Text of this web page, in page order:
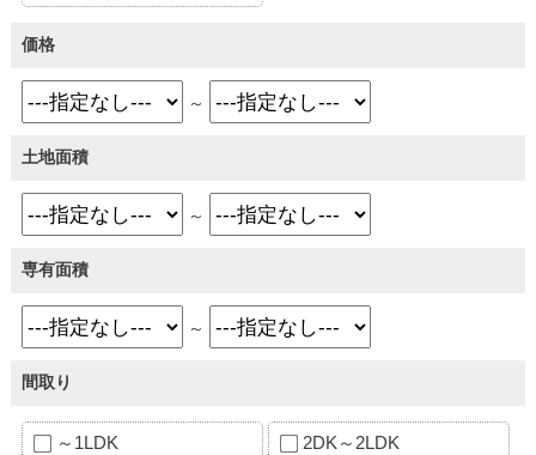
価格
～
土地面積
～
専有面積
～
間取り
～1LDK 2DK～2LDK